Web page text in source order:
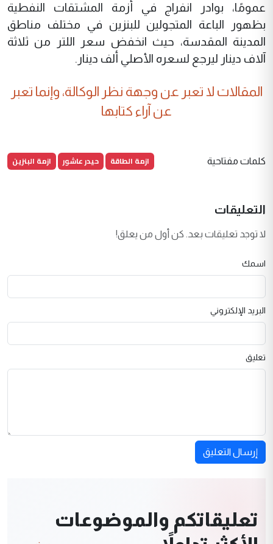
عمومًا، بوادر انفراج في أزمة المشتقات النفطية
بظهور الباعة المتجولين للبنزين في مختلف مناطق
المدينة المقدسة، حيث انخفض سعر اللتر من ثلاثة
آلاف دينار ليرجع لسعره الأصلي ألف دينار.
المقالات لا تعبر عن وجهة نظر الوكالة، وإنما تعبر
عن آراء كتابها
كلمات مفتاحية ازمة الطاقة حيدر عاشور ازمة البنزين
التعليقات
لا توجد تعليقات بعد. كن أول من يعلق!
اسمك
البريد الإلكتروني
تعليق
إرسال التعليق
تعليقاتكم والموضوعات